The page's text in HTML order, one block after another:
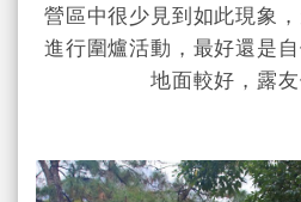
營區中很少見到如此現象
進行圍爐活動，最好還是
地面較好，露